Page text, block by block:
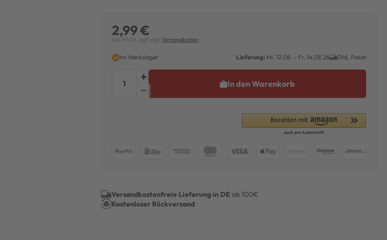
2,99 €
inkl. MwSt., ggf. zzgl. Versandkosten
Im Werkslager Lieferung: Mi. 12.08. - Fr. 14.08.26 DHL Paket
In den Warenkorb
Versandkostenfreie Lieferung in DE ab 100€
Kostenloser Rückversand